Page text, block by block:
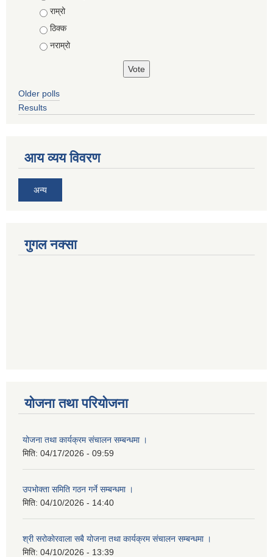
राम्रो
ठिक्क
नराम्रो
Older polls
Results
आय व्यय विवरण
अन्य
गुगल नक्सा
योजना तथा परियोजना
योजना तथा कार्यक्रम संचालन सम्बन्धमा ।
मिति: 04/17/2026 - 09:59
उपभोक्ता समिति गठन गर्ने सम्बन्धमा ।
मिति: 04/10/2026 - 14:40
श्री सरोकाेरवाला सबै योजना तथा कार्यक्रम संचालन सम्बन्धमा ।
मिति: 04/10/2026 - 13:39